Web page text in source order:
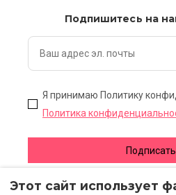
Подпишитесь на
Я принимаю Политику
Политика
Этот сайт использует